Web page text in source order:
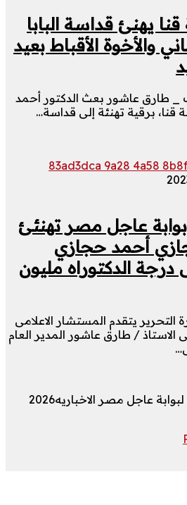
يهنئ قداسة البابا
والأخوة الأقباط بعيد
_ طارق عاشور بعث الدكتور أحمد
برقية تهنئة إلى قداسة…
عاجل مصر تهنئئ
أحمد حجازي
الدكتوراه مليون
التحرير يتقدم المستشار الاعلامى
الاستاذ / طارق عاشور المدير العام
عاجل مصر الاخباريه2026